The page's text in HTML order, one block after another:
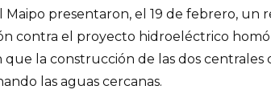
Maipo presentaron, el 19 de febrero, un
contra el proyecto hidroeléctrico
que la construcción de las dos centrales
las aguas cercanas.